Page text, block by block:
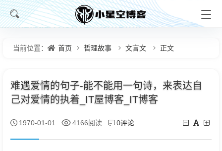
当前位置： 首页 哲理故事 文言文 正文
难遇爱情的句子-能不能用一句诗，来表达自
己对爱情的执着_IT屋博客_IT博客
1970-01-01 4166阅读 0评论